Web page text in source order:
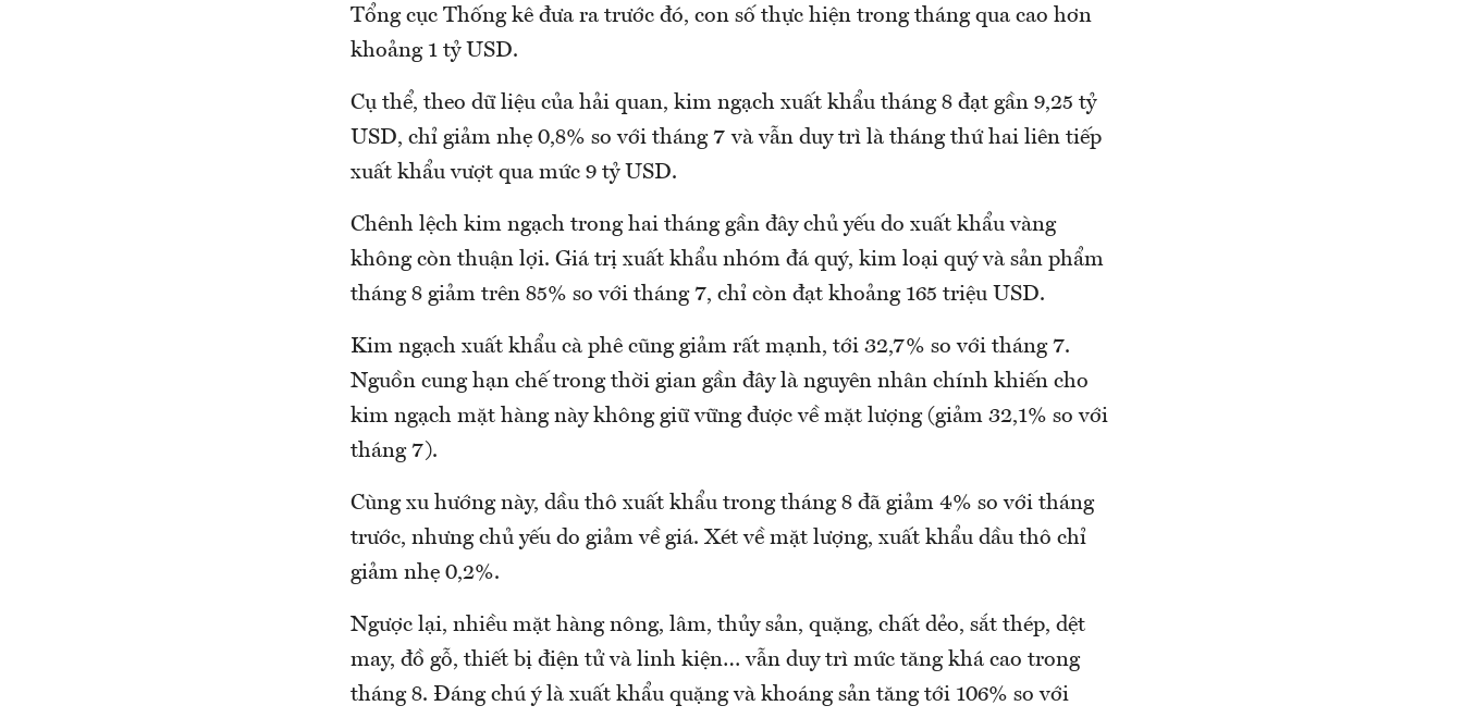
Tổng cục Thống kê đưa ra trước đó, con số thực hiện trong tháng qua cao hơn
khoảng 1 tỷ USD.
Cụ thể, theo dữ liệu của hải quan, kim ngạch xuất khẩu tháng 8 đạt gần 9,25 tỷ
USD, chỉ giảm nhẹ 0,8% so với tháng 7 và vẫn duy trì là tháng thứ hai liên tiếp
xuất khẩu vượt qua mức 9 tỷ USD.
Chênh lệch kim ngạch trong hai tháng gần đây chủ yếu do xuất khẩu vàng
không còn thuận lợi. Giá trị xuất khẩu nhóm đá quý, kim loại quý và sản phẩm
tháng 8 giảm trên 85% so với tháng 7, chỉ còn đạt khoảng 165 triệu USD.
Kim ngạch xuất khẩu cà phê cũng giảm rất mạnh, tới 32,7% so với tháng 7.
Nguồn cung hạn chế trong thời gian gần đây là nguyên nhân chính khiến cho
kim ngạch mặt hàng này không giữ vững được về mặt lượng (giảm 32,1% so với
tháng 7).
Cùng xu hướng này, dầu thô xuất khẩu trong tháng 8 đã giảm 4% so với tháng
trước, nhưng chủ yếu do giảm về giá. Xét về mặt lượng, xuất khẩu dầu thô chỉ
giảm nhẹ 0,2%.
Ngược lại, nhiều mặt hàng nông, lâm, thủy sản, quặng, chất dẻo, sắt thép, dệt
may, đồ gỗ, thiết bị điện tử và linh kiện… vẫn duy trì mức tăng khá cao trong
tháng 8. Đáng chú ý là xuất khẩu quặng và khoáng sản tăng tới 106% so với